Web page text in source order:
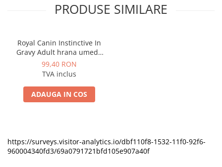
PRODUSE SIMILARE
Royal Canin Instinctive In
Gravy Adult hrana umeda
in sos pentru pisica, 12 x 85
g
99,40 RON
TVA inclus
ADAUGA IN COS
https://surveys.visitor-analytics.io/dbf110f8-1532-11f0-92f6-
960004340fd3/69a0791721bfd105e907a40f